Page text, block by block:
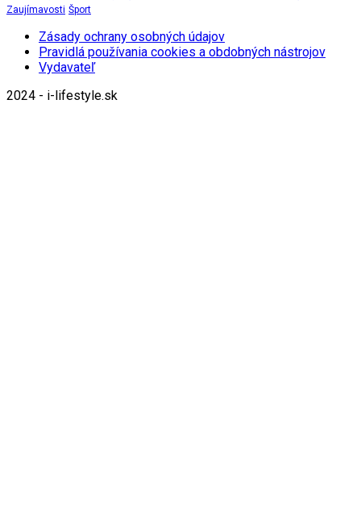
Zaujímavosti Šport
Zásady ochrany osobných údajov
Pravidlá používania cookies a obdobných nástrojov
Vydavateľ
2024 - i-lifestyle.sk